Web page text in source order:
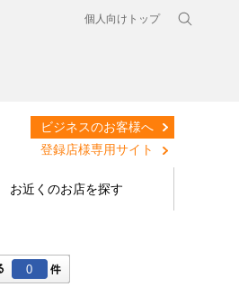
個人向けトップ
ビジネスのお客様へ
登録店様専用サイト
お近くのお店を探す
0